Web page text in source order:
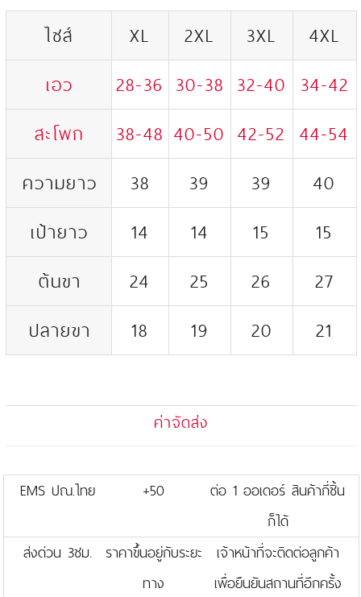
ไซส์ XL 2XL 3XL
4XL
เอว
28-36 30-38 32-40 34-42
สะโพก
38-48 40-50 42-52 44-54
ความยาว
38 39 39
40
เป้ายาว
14 14 15
15
ต้นขา
24 25 26
27
ปลายขา
18 19 20 21
ค่าจัดส่ง
EMS ปณ.ไทย +50
ต่อ 1 ออเดอร์ สินค้ากี่ชิ้น
ก็ได้
ส่งด่วน 3ชม.
ราคาขึ้นอยู่กับระยะ
ทาง
เจ้าหน้าที่จะติดต่อลูกค้า
เพื่อยืนยันสถานที่อีกครั้ง